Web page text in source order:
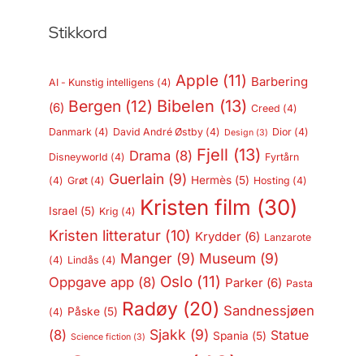
Stikkord
AI - Kunstig intelligens (4) Apple (11) Barbering
(6) Bergen (12) Bibelen (13) Creed (4)
Danmark(4) David André Østby(4) Design(3) Dior(4)
Disneyworld (4) Drama (8) Fjell (13) Fyrtårn
(4) Grøt(4) Guerlain (9) Hermès(5) Hosting (4)
Israel(5) Krig (4) Kristen film (30)
Kristen litteratur(10) Krydder(6) Lanzarote
(4) Lindås (4) Manger(9) Museum (9)
Oppgave app(8) Oslo(11) Parker(6) Pasta
(4) Påske(5) Radøy(20) Sandnessjøen
(8) Science fiction(3) Sjakk (9) Spania (5) Statue